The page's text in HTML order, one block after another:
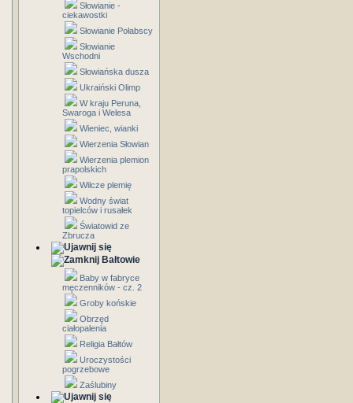
Słowianie -
ciekawostki
Słowianie Połabscy
Słowianie
Wschodni
Słowiańska dusza
Ukraiński Olimp
W kraju Peruna,
Swaroga i Welesa
Wieniec, wianki
Wierzenia Słowian
Wierzenia plemion
prapolskich
Wilcze plemię
Wodny świat
topielców i rusałek
Światowid ze
Zbrucza
Bałtowie
Baby w fabryce
męczenników - cz. 2
Groby końskie
Obrzęd
ciałopalenia
Religia Bałtów
Uroczystości
pogrzebowe
Zaślubiny